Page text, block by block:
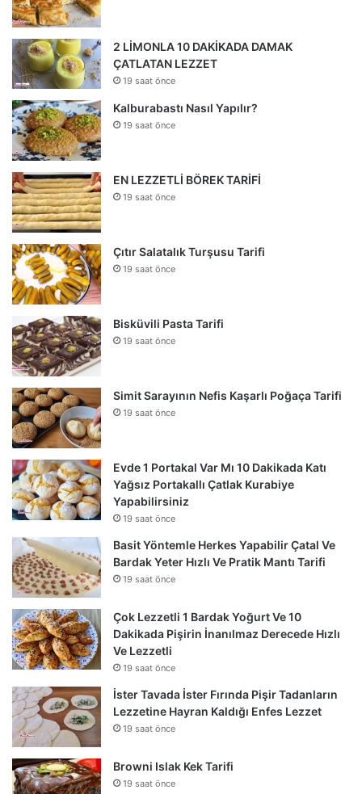
2 LİMONLA 10 DAKİKADA DAMAK
ÇATLATAN LEZZET
19 saat önce
Kalburabastı Nasıl Yapılır?
19 saat önce
EN LEZZETLİ BÖREK TARİFİ
19 saat önce
Çıtır Salatalık Turşusu Tarifi
19 saat önce
Bisküvili Pasta Tarifi
19 saat önce
Simit Sarayının Nefis Kaşarlı Poğaça Tarifi
19 saat önce
Evde 1 Portakal Var Mı 10 Dakikada Katı
Yağsız Portakallı Çatlak Kurabiye
Yapabilirsiniz
19 saat önce
Basit Yöntemle Herkes Yapabilir Çatal Ve
Bardak Yeter Hızlı Ve Pratik Mantı Tarifi
19 saat önce
Çok Lezzetli 1 Bardak Yoğurt Ve 10
Dakikada Pişirin İnanılmaz Derecede Hızlı
Ve Lezzetli
19 saat önce
İster Tavada İster Fırında Pişir Tadanların
Lezzetine Hayran Kaldığı Enfes Lezzet
19 saat önce
Browni Islak Kek Tarifi
19 saat önce